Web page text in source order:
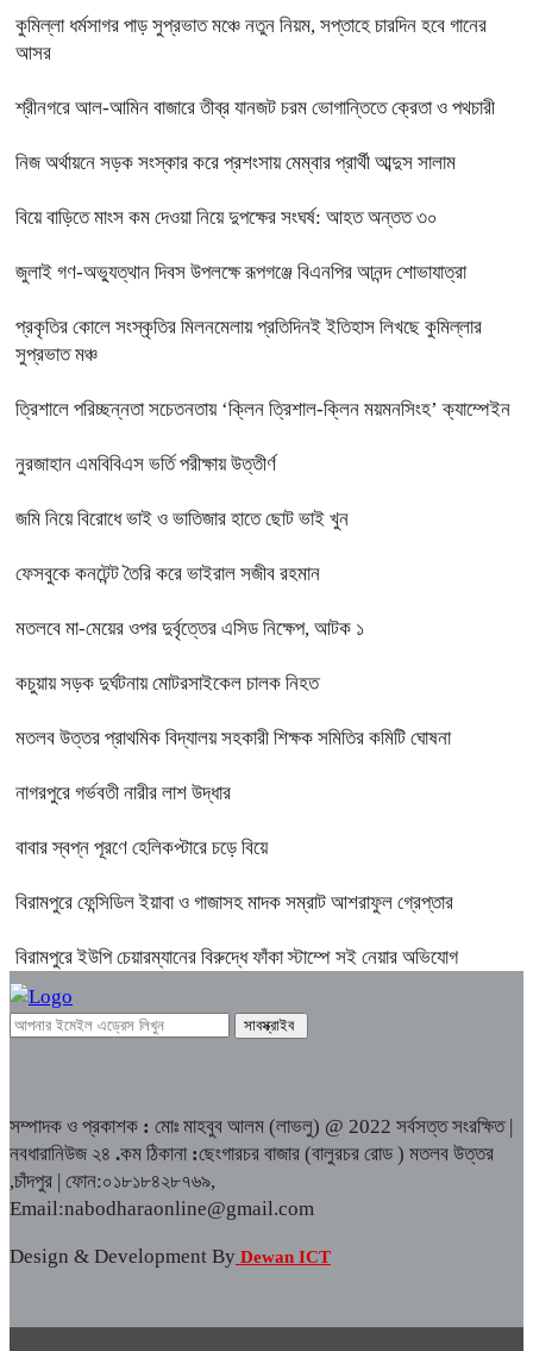
কুমিল্লা ধর্মসাগর পাড় সুপ্রভাত মঞ্চে নতুন নিয়ম, সপ্তাহে চারদিন হবে গানের
আসর
শ্রীনগরে আল-আমিন বাজারে তীব্র যানজট চরম ভোগান্তিতে ক্রেতা ও পথচারী
নিজ অর্থায়নে সড়ক সংস্কার করে প্রশংসায় মেম্বার প্রার্থী আব্দুস সালাম
বিয়ে বাড়িতে মাংস কম দেওয়া নিয়ে দুপক্ষের সংঘর্ষ: আহত অন্তত ৩০ ​
জুলাই গণ-অভ্যুত্থান দিবস উপলক্ষে রূপগঞ্জে বিএনপির আনন্দ শোভাযাত্রা
প্রকৃতির কোলে সংস্কৃতির মিলনমেলায় প্রতিদিনই ইতিহাস লিখছে কুমিল্লার
সুপ্রভাত মঞ্চ
ত্রিশালে পরিচ্ছন্নতা সচেতনতায় ‘ক্লিন ত্রিশাল-ক্লিন ময়মনসিংহ’ ক্যাম্পেইন
নুরজাহান এমবিবিএস ভর্তি পরীক্ষায় উত্তীর্ণ
জমি নিয়ে বিরোধে ভাই ও ভাতিজার হাতে ছোট ভাই খুন
ফেসবুকে কনটেন্ট তৈরি করে ভাইরাল সজীব রহমান
মতলবে মা-মেয়ের ওপর দুর্বৃত্তের এসিড নিক্ষেপ, আটক ১
কচুয়ায় সড়ক দুর্ঘটনায় মোটরসাইকেল চালক নিহত
মতলব উত্তর প্রাথমিক বিদ্যালয় সহকারী শিক্ষক সমিতির কমিটি ঘোষনা
নাগরপুরে গর্ভবতী নারীর লাশ উদ্ধার
বাবার স্বপ্ন পূরণে হেলিকপ্টারে চড়ে বিয়ে
বিরামপুরে ফেন্সিডিল ইয়াবা ও গাজাসহ মাদক সম্রাট আশরাফুল গ্রেপ্তার
বিরামপুরে ইউপি চেয়ারম্যানের বিরুদ্ধে ফাঁকা স্টাম্পে সই নেয়ার অভিযোগ
সম্পাদক ও প্রকাশক : মোঃ মাহবুব আলম (লাভলু) @ 2022 সর্বসত্ত সংরক্ষিত |
নবধারানিউজ ২৪ .কম ঠিকানা :ছেংগারচর বাজার (বালুরচর রোড ) মতলব উত্তর
,চাঁদপুর | ফোন:০১৮১৮৪২৮৭৬৯,
Email:nabodharaonline@gmail.com
Design & Development By Dewan ICT